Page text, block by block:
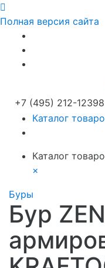
Полная версия сайта
+7 (495) 212-1239
Каталог
Каталог
×
Буры
Бур